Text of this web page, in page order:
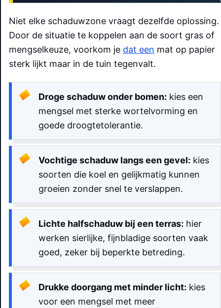
Niet elke schaduwzone vraagt dezelfde oplossing.
Door de situatie te koppelen aan de soort gras of
mengselkeuze, voorkom je dat een mat op papier
sterk lijkt maar in de tuin tegenvalt.
Droge schaduw onder bomen: kies een
mengsel met sterke wortelvorming en
goede droogtetolerantie.
Vochtige schaduw langs een gevel: kies
soorten die koel en gelijkmatig kunnen
groeien zonder snel te verslappen.
Lichte halfschaduw bij een terras: hier
werken sierlijke, fijnbladige soorten vaak
goed, zeker bij beperkte betreding.
Drukke doorgang met minder licht: kies
voor een mengsel met meer